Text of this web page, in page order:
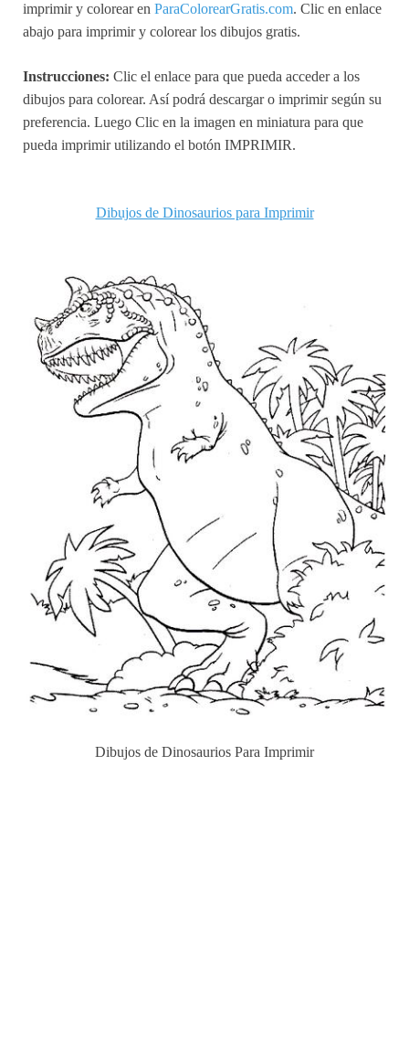
imprimir y colorear en ParaColorearGratis.com. Clic en enlace
abajo para imprimir y colorear los dibujos gratis.
Instrucciones: Clic el enlace para que pueda acceder a los
dibujos para colorear. Así podrá descargar o imprimir según su
preferencia. Luego Clic en la imagen en miniatura para que
pueda imprimir utilizando el botón IMPRIMIR.
Dibujos de Dinosaurios para Imprimir
Dibujos de Dinosaurios Para Imprimir